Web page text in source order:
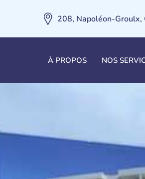
208, Napoléon-Groulx,
À PROPOS NOS
de 25
intellectuelle à